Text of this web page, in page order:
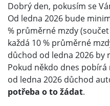
Dobrý den, pokusím se
Od ledna 2026 bude
% průměrné mzdy
každá 10 % průměrné
důchod od ledna 2026 by
Pokud někdo dnes pobírá
od ledna 2026 důchod
potřeba o to žádat.